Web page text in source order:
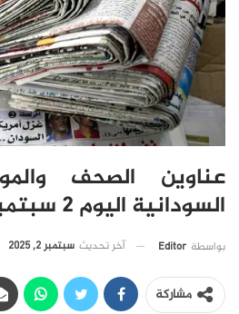
عناوين الصحف
السودانية اليوم 2 سبتمبر 2025
بواسطة Editor آخر تحديث سبتمبر 2, 2025
مشاركة